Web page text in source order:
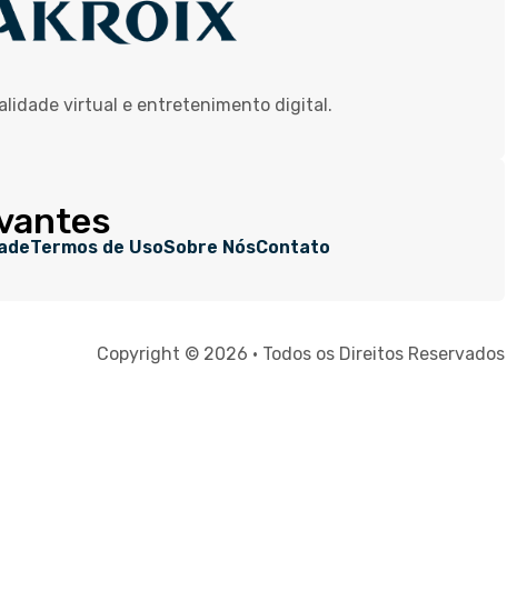
virtual e entretenimento digital.
Termos de UsoSobre NósContato
Copyright © 2026 • Todos os Direitos Reservados